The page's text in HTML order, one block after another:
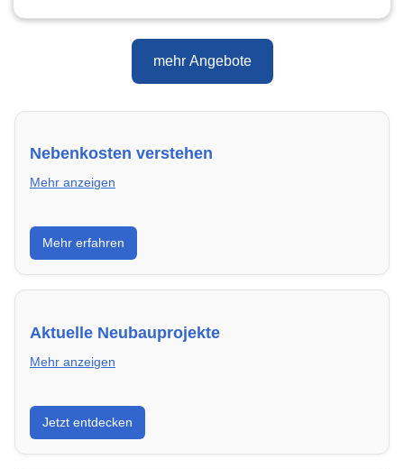
mehr Angebote
Nebenkosten verstehen
Mehr anzeigen
Erfahre, welche Nebenkosten rechtmäßig sind und
wie du deine monatliche Belastung optimieren
kannst.
Mehr erfahren
Aktuelle Neubauprojekte
Mehr anzeigen
Entdecke Neubauprojekte in Hilden – modern,
energieeffizient und sofort bezugsfertig.
Jetzt entdecken